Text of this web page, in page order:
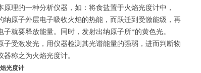
理的一种分析仪器，如：将食盐置于火焰光度计中，
纳原子外层电子吸收火焰的热能，而跃迁到受激能级，再
就要释放能量。同时，发射出纳原子所*的黄色光。
子受激发光，用仪器检测其光谱能量的强弱，进而判断物
称之为火焰光度计。
光度计